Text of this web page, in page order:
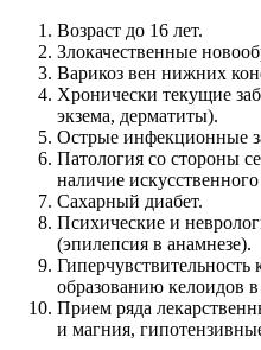
Возраст до 16 лет.
Злокачественные
Варикоз вен нижних
Хронически текущие
экзема, дерматиты).
Острые инфекционные
Патология со стороны
наличие
Сахарный диабет.
Психические и
(эпилепсия в анамнезе).
Гиперчувствительность
образованию келоидов
Прием ряда
и магния,